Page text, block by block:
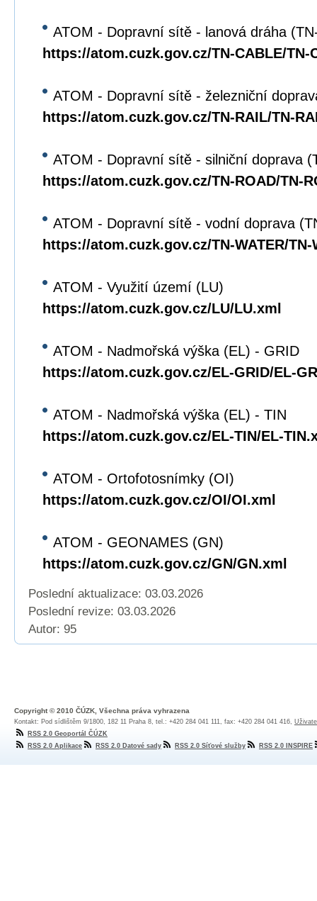
ATOM - Dopravní sítě - lanová dráha
https://atom.cuzk.gov.cz/TN-CABLE/TN-
ATOM - Dopravní sítě - železniční
https://atom.cuzk.gov.cz/TN-RAIL/TN-
ATOM - Dopravní sítě - silniční doprava
https://atom.cuzk.gov.cz/TN-ROAD/TN-
ATOM - Dopravní sítě - vodní doprava
https://atom.cuzk.gov.cz/TN-WATER/TN-
ATOM - Využití území (LU)
https://atom.cuzk.gov.cz/LU/LU.xml
ATOM - Nadmořská výška (EL) - GRID
https://atom.cuzk.gov.cz/EL-GRID/EL-
ATOM - Nadmořská výška (EL) - TIN
https://atom.cuzk.gov.cz/EL-TIN/EL-
ATOM - Ortofotosnímky (OI)
https://atom.cuzk.gov.cz/OI/OI.xml
ATOM - GEONAMES (GN)
https://atom.cuzk.gov.cz/GN/GN.xml
Poslední aktualizace: 03.03.2026
Poslední revize: 03.03.2026
Autor: 95
Copyright © 2010 ČÚZK, Všechna práva vyhrazena
Kontakt: Pod sídlištěm 9/1800, 182 11 Praha 8, tel.: +420 284 041 111, fax: +420 284 041 416,
RSS 2.0 Geoportál ČÚZK
RSS 2.0 Aplikace
RSS 2.0 Datové sady RSS 2.0 Síťové služby RSS 2.0 INSPIRE